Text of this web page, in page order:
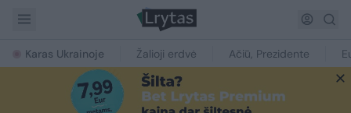
Karas Ukrainoje Žalioji erdvė Ačiū, Prezidente